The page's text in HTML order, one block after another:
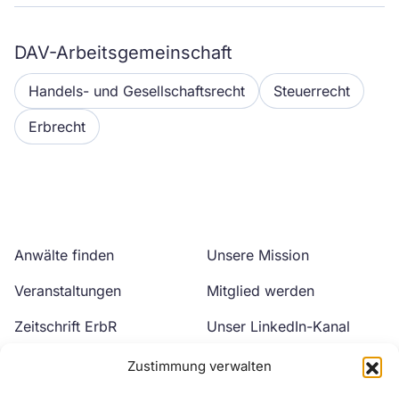
Zustimmung verwalten
DAV-Arbeitsgemeinschaft
Handels- und Gesellschaftsrecht
Steuerrecht
Erbrecht
Anwälte finden
Veranstaltungen
Zeitschrift ErbR
Unsere Mission
Mitglied werden
Unser LinkedIn-Kanal
Unser YouTube-Kanal